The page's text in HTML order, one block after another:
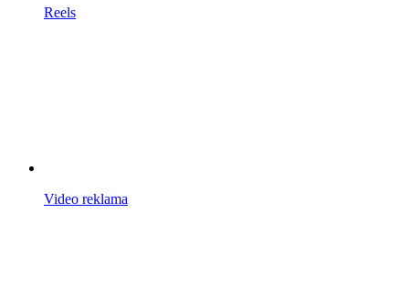
Reels
Video reklama